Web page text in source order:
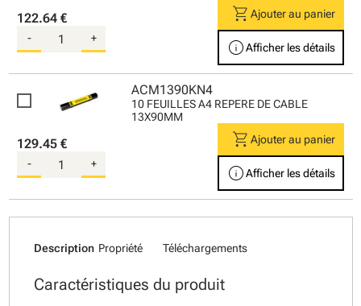
122.64 €
- +
shopping_cart Ajouter au panier
infoAfficher les détails
ACM1390KN4
10 FEUILLES A4 REPERE DE CABLE
13X90MM
129.45 €
- +
shopping_cart Ajouter au panier
infoAfficher les détails
Description Propriété Téléchargements
Caractéristiques du produit